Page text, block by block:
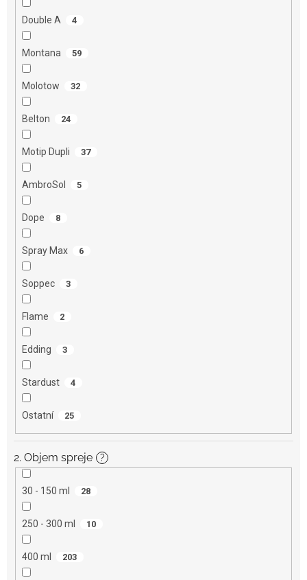
Double A 4
Montana 59
Molotow 32
Belton 24
Motip Dupli 37
AmbroSol 5
Dope 8
Spray Max 6
Soppec 3
Flame 2
Edding 3
Stardust 4
Ostatní 25
2. Objem spreje ?
30 - 150 ml 28
250 - 300 ml 10
400 ml 203